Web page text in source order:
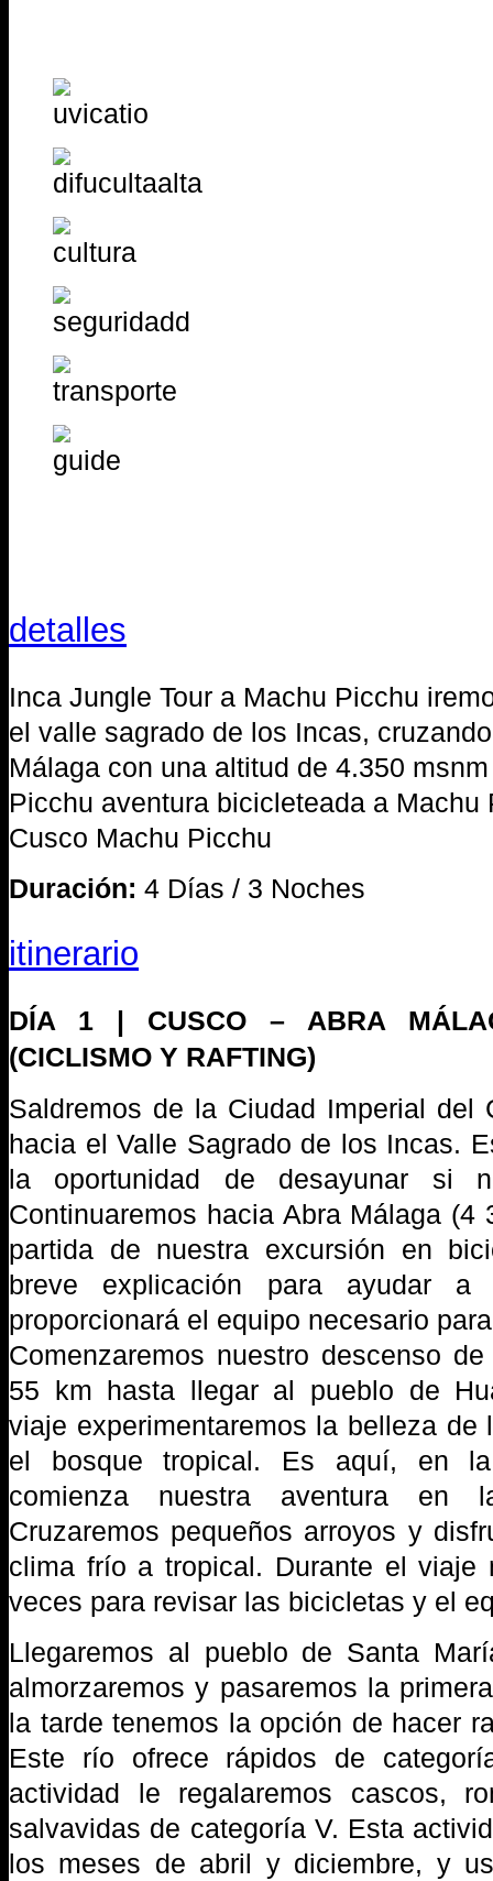
detalles
Inca Jungle Tour a Machu Picchu
el valle sagrado de los Incas,
Málaga con una altitud de 4.350
Picchu aventura bicicleteada a Machu
Cusco Machu Picchu
Duración: 4 Días / 3 Noches
itinerario
DÍA 1 | CUSCO – ABRA
(CICLISMO Y RAFTING)
Saldremos de la Ciudad Imperial del
hacia el Valle Sagrado de los Incas.
la oportunidad de desayunar si
Continuaremos hacia Abra Málaga (4
partida de nuestra excursión en
breve explicación para ayudar
proporcionará el equipo necesario
Comenzaremos nuestro descenso
55 km hasta llegar al pueblo de
viaje experimentaremos la belleza de
el bosque tropical. Es aquí, en
comienza nuestra aventura en
Cruzaremos pequeños arroyos y
clima frío a tropical. Durante el viaje
veces para revisar las bicicletas y el
Llegaremos al pueblo de Santa
almorzaremos y pasaremos la
la tarde tenemos la opción de hacer
Este río ofrece rápidos de
actividad le regalaremos cascos,
salvavidas de categoría V. Esta
los meses de abril y diciembre, y